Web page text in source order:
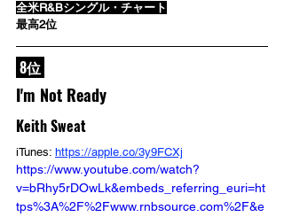
全米R&Bシングル・チャート
最高2位
8位
I'm Not Ready
Keith Sweat
iTunes: https://apple.co/3y9FCXj
https://www.youtube.com/watch?
v=bRhy5rDOwLk&embeds_referring_euri=ht
tps%3A%2F%2Fwww.rnbsource.com%2F&e